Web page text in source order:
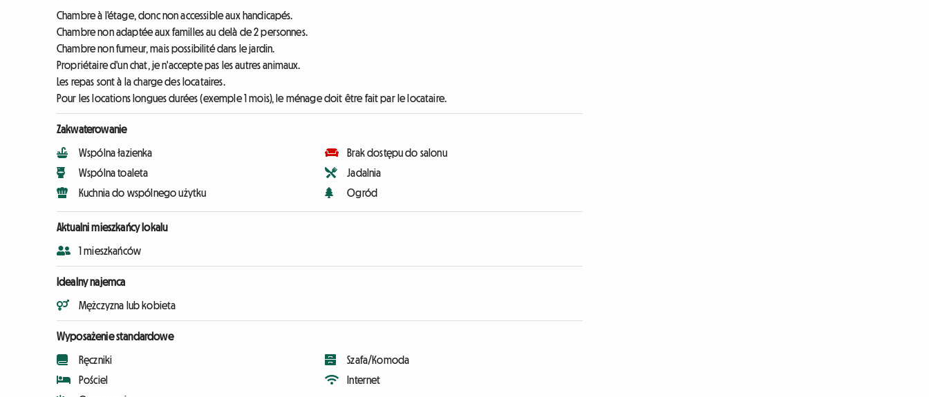
Chambre à l'étage, donc non accessible aux handicapés.
Chambre non adaptée aux familles au delà de 2 personnes.
Chambre non fumeur, mais possibilité dans le jardin.
Propriétaire d'un chat, je n'accepte pas les autres animaux.
Les repas sont à la charge des locataires.
Pour les locations longues durées (exemple 1 mois), le ménage doit être fait par le locataire.
Zakwaterowanie
Wspólna łazienka
Wspólna toaleta
Kuchnia do wspólnego użytku
Brak dostępu do salonu
Jadalnia
Ogród
Aktualni mieszkańcy lokalu
1 mieszkańców
Idealny najemca
Mężczyzna lub kobieta
Wyposażenie standardowe
Ręczniki
Pościel
Szafa/Komoda
Internet